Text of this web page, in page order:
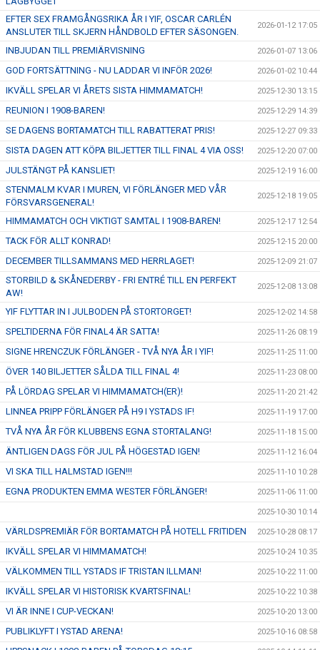
EFTER SEX FRAMGÅNGSRIKA ÅR I YIF, OSCAR CARLÉN
ANSLUTER TILL SKJERN HÅNDBOLD EFTER SÄSONGEN.
2026-01-12 17:05
INBJUDAN TILL PREMIÄRVISNING 2026-01-07 13:06
GOD FORTSÄTTNING - NU LADDAR VI INFÖR 2026! 2026-01-02 10:44
IKVÄLL SPELAR VI ÅRETS SISTA HIMMAMATCH! 2025-12-30 13:15
REUNION I 1908-BAREN! 2025-12-29 14:39
SE DAGENS BORTAMATCH TILL RABATTERAT PRIS! 2025-12-27 09:33
SISTA DAGEN ATT KÖPA BILJETTER TILL FINAL 4 VIA OSS! 2025-12-20 07:00
JULSTÄNGT PÅ KANSLIET! 2025-12-19 16:00
STENMALM KVAR I MUREN, VI FÖRLÄNGER MED VÅR
FÖRSVARSGENERAL!
2025-12-18 19:05
HIMMAMATCH OCH VIKTIGT SAMTAL I 1908-BAREN! 2025-12-17 12:54
TACK FÖR ALLT KONRAD! 2025-12-15 20:00
DECEMBER TILLSAMMANS MED HERRLAGET! 2025-12-09 21:07
STORBILD & SKÅNEDERBY - FRI ENTRÉ TILL EN PERFEKT
AW!
2025-12-08 13:08
YIF FLYTTAR IN I JULBODEN PÅ STORTORGET! 2025-12-02 14:58
SPELTIDERNA FÖR FINAL4 ÄR SATTA! 2025-11-26 08:19
SIGNE HRENCZUK FÖRLÄNGER - TVÅ NYA ÅR I YIF! 2025-11-25 11:00
ÖVER 140 BILJETTER SÅLDA TILL FINAL 4! 2025-11-23 08:00
PÅ LÖRDAG SPELAR VI HIMMAMATCH(ER)! 2025-11-20 21:42
LINNEA PRIPP FÖRLÄNGER PÅ H9 I YSTADS IF! 2025-11-19 17:00
TVÅ NYA ÅR FÖR KLUBBENS EGNA STORTALANG! 2025-11-18 15:00
ÄNTLIGEN DAGS FÖR JUL PÅ HÖGESTAD IGEN! 2025-11-12 16:04
VI SKA TILL HALMSTAD IGEN!!! 2025-11-10 10:28
EGNA PRODUKTEN EMMA WESTER FÖRLÄNGER! 2025-11-06 11:00
2025-10-30 10:14
VÄRLDSPREMIÄR FÖR BORTAMATCH PÅ HOTELL FRITIDEN 2025-10-28 08:17
IKVÄLL SPELAR VI HIMMAMATCH! 2025-10-24 10:35
VÄLKOMMEN TILL YSTADS IF TRISTAN ILLMAN! 2025-10-22 11:00
IKVÄLL SPELAR VI HISTORISK KVARTSFINAL! 2025-10-22 10:38
VI ÄR INNE I CUP-VECKAN! 2025-10-20 13:00
PUBLIKLYFT I YSTAD ARENA! 2025-10-16 08:58